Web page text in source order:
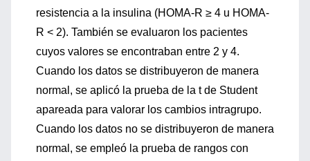
resistencia a la insulina (HOMA-R ≥ 4 u HOMA-
R < 2). También se evaluaron los pacientes
cuyos valores se encontraban entre 2 y 4.
Cuando los datos se distribuyeron de manera
normal, se aplicó la prueba de la t de Student
apareada para valorar los cambios intragrupo.
Cuando los datos no se distribuyeron de manera
normal, se empleó la prueba de rangos con